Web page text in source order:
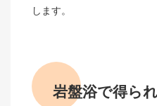
します。
岩盤浴で得ら